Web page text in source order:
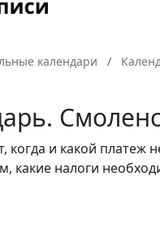
календари
когда и какой
какие налоги